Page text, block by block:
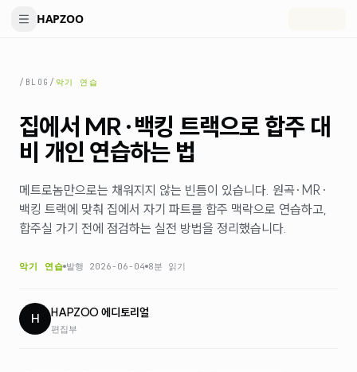
HAPZOO
/BLOG / 악기 연습
집에서 MR·백킹 트랙으로 합주 대
비 개인 연습하는 법
메트로놈만으로는 채워지지 않는 빈틈이 있습니다. 원곡·MR·
백킹 트랙에 맞춰 집에서 자기 파트를 합주 맥락으로 연습하고,
합주실 가기 전에 점검하는 실전 방법을 정리했습니다.
악기 연습 발행 2026-06-04 8분 읽기
H HAPZOO 에디토리얼
편집부